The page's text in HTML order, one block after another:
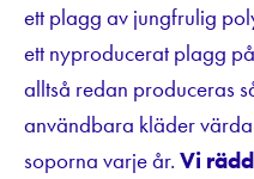
ett plagg av jungfrulig
ett nyproducerat plagg
alltså redan produceras
användbara kläder
soporna varje år. Vi